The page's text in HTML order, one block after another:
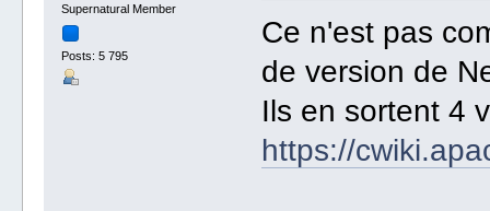
Supernatural Member
Posts: 5 795
Ce n'est pas
de version de
Ils en sortent 4
https://